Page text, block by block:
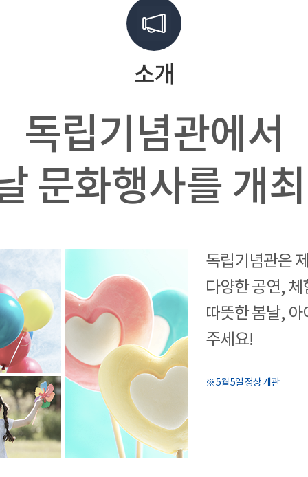
소개
독립기념관에서
문화행사를 개
독립기념관은
다양한 공연,
따뜻한 봄날,
주세요!
※ 5월 5일 정상 개관